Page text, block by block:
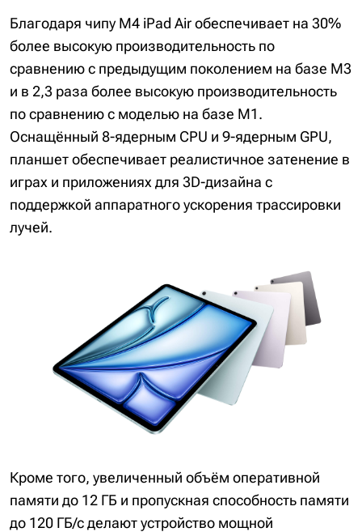
Благодаря чипу M4 iPad Air обеспечивает на 30%
более высокую производительность по
сравнению с предыдущим поколением на базе M3
и в 2,3 раза более высокую производительность
по сравнению с моделью на базе M1.
Оснащённый 8-ядерным CPU и 9-ядерным GPU,
планшет обеспечивает реалистичное затенение в
играх и приложениях для 3D-дизайна с
поддержкой аппаратного ускорения трассировки
лучей.
Кроме того, увеличенный объём оперативной
памяти до 12 ГБ и пропускная способность памяти
до 120 ГБ/с делают устройство мощной